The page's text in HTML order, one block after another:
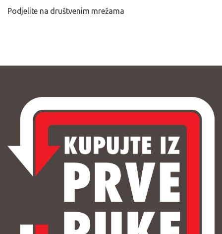
Podjelite na društvenim mrežama